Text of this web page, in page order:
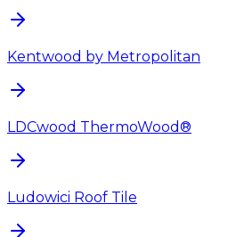
Kentwood by Metropolitan
LDCwood ThermoWood®
Ludowici Roof Tile